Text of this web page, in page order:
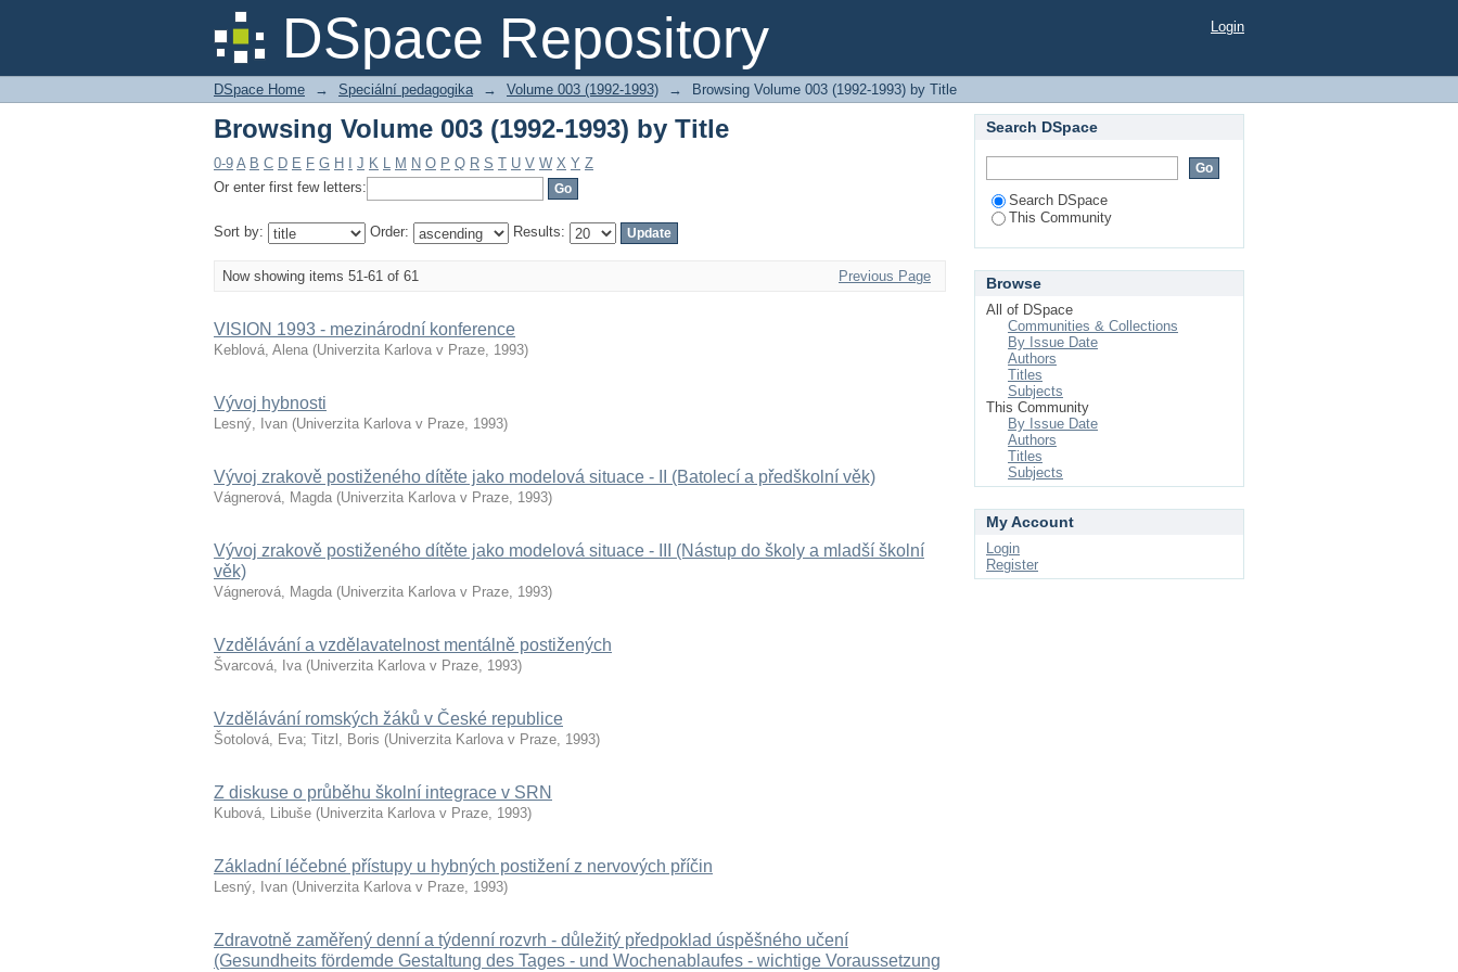
DSpace Repository
Browsing Volume 003 (1992-1993) by Title Login
DSpace Home → Speciální pedagogika → Volume 003 (1992-1993) → Browsing Volume 003 (1992-1993) by Title
Browsing Volume 003 (1992-1993) by Title
0-9 A B C D E F G H J K L M N O P Q R S T U V W X Y Z
Or enter first few letters:
Sort by: Order: Results:
Now showing items 51-61 of 61 Previous Page
VISION 1993 - mezinárodní konference
Keblová, Alena (Univerzita Karlova v Praze, 1993)
Vývoj hybnosti
Lesný, Ivan (Univerzita Karlova v Praze, 1993)
Vývoj zrakově postiženého dítěte jako modelová situace - II (Batolecí a předškolní věk)
Vágnerová, Magda (Univerzita Karlova v Praze, 1993)
Vývoj zrakově postiženého dítěte jako modelová situace - III (Nástup do školy a mladší školní
věk)
Vágnerová, Magda (Univerzita Karlova v Praze, 1993)
Vzdělávání a vzdělavatelnost mentálně postižených
Švarcová, Iva (Univerzita Karlova v Praze, 1993)
Vzdělávání romských žáků v České republice
Šotolová, Eva; Titzl, Boris (Univerzita Karlova v Praze, 1993)
Z diskuse o průběhu školní integrace v SRN
Kubová, Libuše (Univerzita Karlova v Praze, 1993)
Základní léčebné přístupy u hybných postižení z nervových příčin
Lesný, Ivan (Univerzita Karlova v Praze, 1993)
Zdravotně zaměřený denní a týdenní rozvrh - důležitý předpoklad úspěšného učení
(Gesundheits fördemde GestaItung des Tages - und Wochenablaufes - wichtige Voraussetzung
Search DSpace
Search DSpace
This Community
Browse
All of DSpace
Communities & Collections
By Issue Date
Authors
Titles
Subjects
This Community
By Issue Date
Authors
Titles
Subjects
My Account
Login
Register